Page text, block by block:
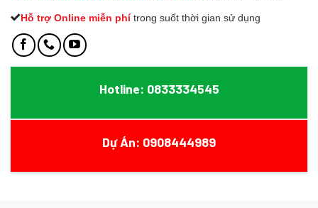
Hỗ trợ Online miễn phí trong suốt thời gian sử dụng
Hotline: 0833334545
Dự Án: 0908444989